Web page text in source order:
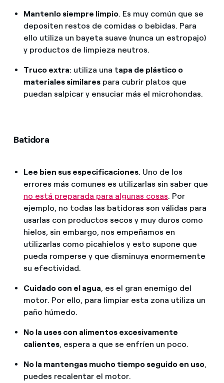
Mantenlo siempre limpio. Es muy común que se
depositen restos de comidas o bebidas. Para
ello utiliza un bayeta suave (nunca un estropajo)
y productos de limpieza neutros.
Truco extra: utiliza una tapa de plástico o
materiales similarespara cubrir platos que
puedan salpicar y ensuciar más el microhondas.
Batidora
Lee bien sus especificaciones. Uno de los
errores más comunes es utilizarlas sin saber que
no está preparada para algunas cosas. Por
ejemplo, no todas las batidoras son válidas para
usarlas con productos secos y muy duros como
hielos, sin embargo, nos empeñamos en
utilizarlas como picahielos y esto supone que
pueda romperse y que disminuya enormemente
su efectividad.
Cuidado con el agua, es el gran enemigo del
motor. Por ello, para limpiar esta zona utiliza un
paño húmedo.
No la uses con alimentos excesivamente
calientes, espera a que se enfríen un poco.
No la mantengas mucho tiempo seguido en uso,
puedes recalentar el motor.